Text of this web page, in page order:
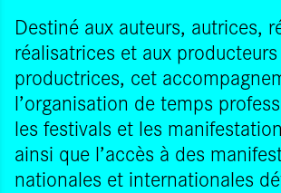
Destiné aux auteurs, autrices,
réalisatrices et aux
productrices, cet
l’organisation de temps
les festivals et les
ainsi que l’accès à des
nationales et internationales